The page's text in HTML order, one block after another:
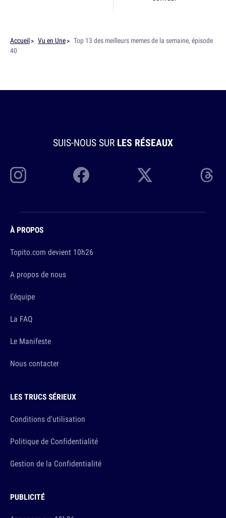
Accueil Vu en Une
Top 13 des meilleurs memes de la semaine, épisode
40
SUIS-NOUS SUR LES RÉSEAUX
À PROPOS
Topito.com devient 10h26
A propos de nous
L'équipe
La FAQ
Le Manifeste
Nous contacter
LES TRUCS SÉRIEUX
Conditions d'utilisation
Politique de Confidentialité
Gestion de la Confidentialité
PUBLICITÉ